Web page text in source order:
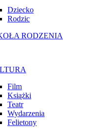
Dziecko
Rodzic
RODZENIA
Film
Książki
Teatr
Wydarzenia
Felietony